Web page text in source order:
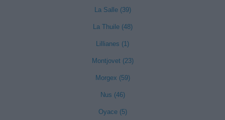
La Salle (39)
La Thuile (48)
Lillianes (1)
Montjovet (23)
Morgex (59)
Nus (46)
Oyace (5)